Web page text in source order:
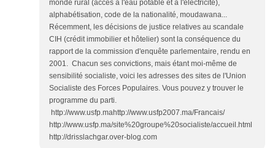
monde rural (accès à l'eau potable et à l'électricité),
alphabétisation, code de la nationalité, moudawana...
Récemment, les décisions de justice relatives au scandale
CIH (crédit immobilier et hôtelier) sont la conséquence du
rapport de la commission d'enquête parlementaire, rendu en
2001. Chacun ses convictions, mais étant moi-même de
sensibilité socialiste, voici les adresses des sites de l'Union
Socialiste des Forces Populaires. Vous pouvez y trouver le
programme du parti.
http://www.usfp.mahttp://www.usfp2007.ma/Francais/
http://www.usfp.ma/site%20groupe%20socialiste/accueil.html
http://drisslachgar.over-blog.com